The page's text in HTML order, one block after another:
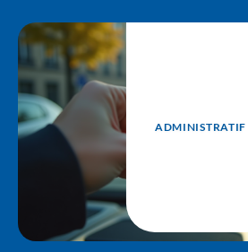
ADMINISTRATIF